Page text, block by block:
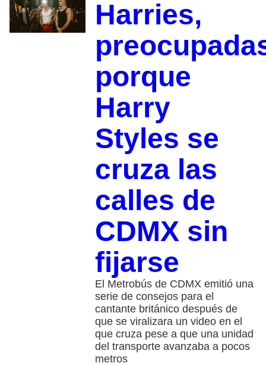
Harries,
porque
Harry
Styles se
cruza las
calles de
CDMX sin
fijarse
El Metrobús de CDMX emitió una
serie de consejos para el
cantante británico después de
que se viralizara un video en el
que cruza pese a que una unidad
del transporte avanzaba a pocos
metros